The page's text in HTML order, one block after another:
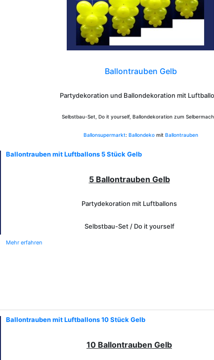
Ballontrauben Gelb
Partydekoration und Ballondekoration mit
Selbstbau-Set, Do it yourself, Ballondekoration zum
Ballonsupermarkt: Ballondeko mit Ballontrauben
Ballontrauben mit Luftballons 5 Stück Gelb
5 Ballontrauben Gelb
Partydekoration mit Luftballons
Selbstbau-Set / Do it yourself
Mehr erfahren
Ballontrauben mit Luftballons 10 Stück Gelb
10 Ballontrauben Gelb